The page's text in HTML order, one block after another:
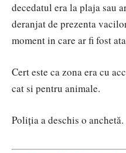
decedatul era la plaja sau
deranjat de prezenta
moment in care ar fi fost
Cert este ca zona era cu
cat si pentru animale.
Poliția a deschis o anchetă.